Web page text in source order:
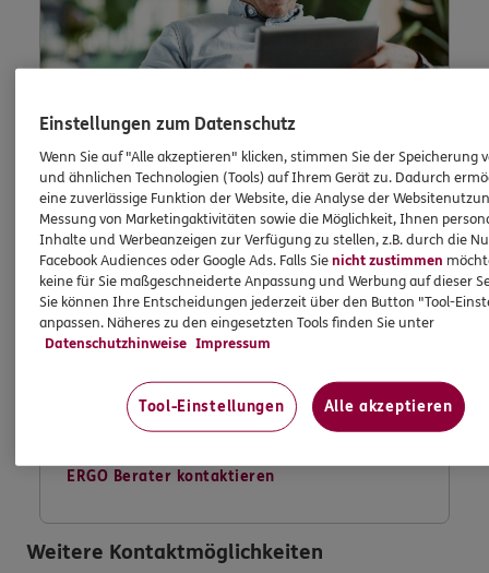
Kontaktformular
Nutzen Sie unser sicheres Kontaktformular.
ERGO Berater kontaktieren
Weitere Kontaktmöglichkeiten
Einstellungen zum Datenschutz
Wenn Sie auf "Alle akzeptieren" klicken, stimmen Sie der Speicherung
und ähnlichen Technologien (Tools) auf Ihrem Gerät zu. Dadurch
eine zuverlässige Funktion der Website, die Analyse der
Messung von Marketingaktivitäten sowie die Möglichkeit, Ihnen
Inhalte und Werbeanzeigen zur Verfügung zu stellen, z.B. durch die
Facebook Audiences oder Google Ads. Falls Sienicht zustimmen
keine für Sie maßgeschneiderte Anpassung und Werbung auf dieser
Sie können Ihre Entscheidungen jederzeit über den Button "Tool-
anpassen. Näheres zu den eingesetzten Tools finden Sie unter
Datenschutzhinweise Impressum
Tool-Einstellungen Alle akzeptieren